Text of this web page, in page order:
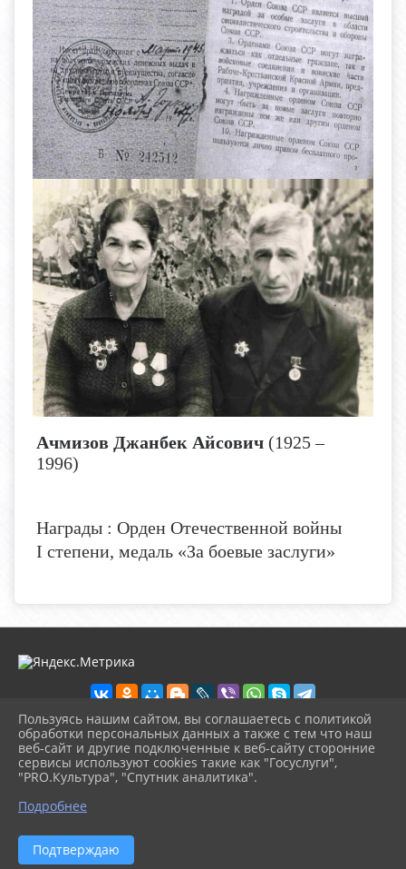
Ачмизов Джанбек Айсович (1925 –
1996)
Награды : Орден Отечественной войны
I степени, медаль «За боевые заслуги»
2026 г. detbibl-novomih.ru
Вход
Карта сайта
Политика обработки персональных данных
Сделано на KubCMS
Разработка и поддержка
Пользуясь нашим сайтом, вы соглашаетесь с политикой
обработки персональных данных а также с тем что наш
веб-сайт и другие подключенные к веб-сайту сторонние
сервисы используют cookies такие как "Госуслуги",
"PRO.Культура", "Спутник аналитика".
Подробнее
Подтверждаю